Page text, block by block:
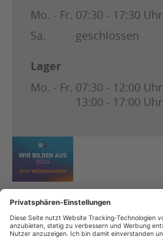
Mo. - Fr. 07:30 - 17:30 Uhr
Sa.
geschlossen
Lager
Mo. - Fr. 07:30 - 12:00 Uhr
13:00 - 17:00 Uhr